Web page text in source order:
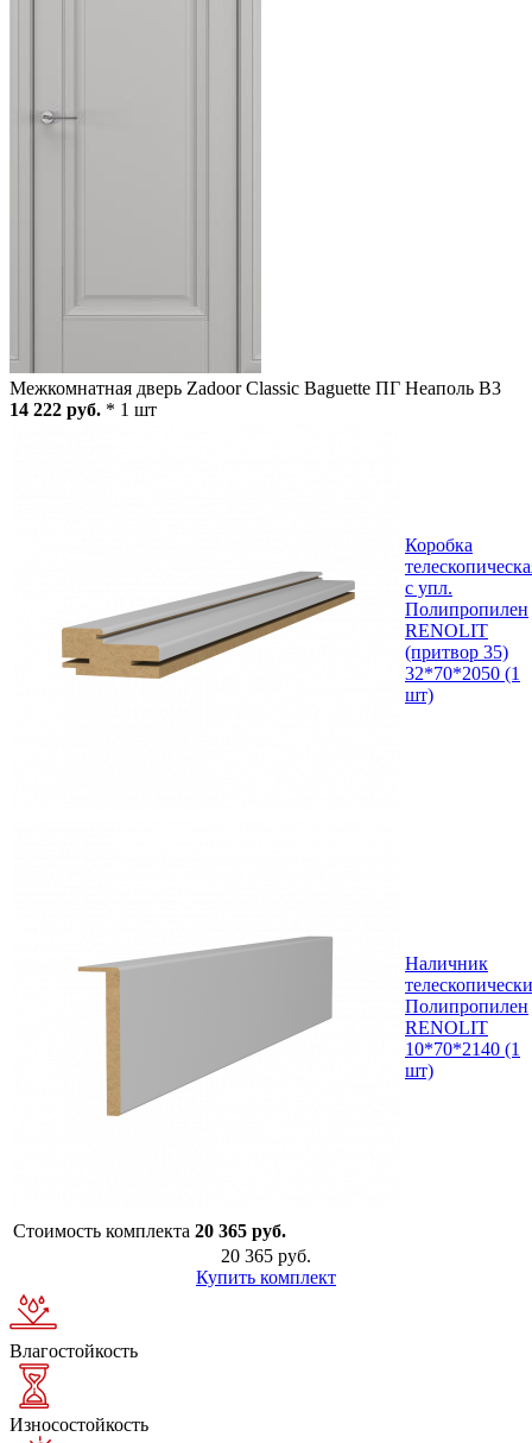
Межкомнатная дверь Zadoor Classic Baguette ПГ Неаполь В3
14 222 руб. * 1 шт
Коробка
с упл.
Полипропилен
RENOLIT
(притвор 35)
32*70*2050 (1
шт)
Наличник
Полипропилен
RENOLIT
10*70*2140 (1
шт)
Стоимость комплекта 20 365 руб.
20 365 руб.
Купить комплект
Влагостойкость
Износостойкость